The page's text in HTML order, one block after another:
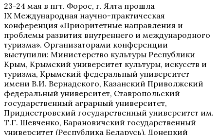
23-24 мая в пгт. Форос, г. Ялта прошла
IX Международная научно-практическая
конференция «Приоритетные направления и
проблемы развития внутреннего и международного
туризма». Организаторами конференции
выступили: Министерство культуры Республики
Крым, Крымский университет культуры, искусств и
туризма, Крымский федеральный университет
имени В.И. Вернадского, Казанский Приволжский
федеральный университет, Ставропольский
государственный аграрный университет,
Приднестровский государственный университет им.
Т.Г. Шевченко, Барановичский государственный
университет (Республика Беларусь), Донецкий